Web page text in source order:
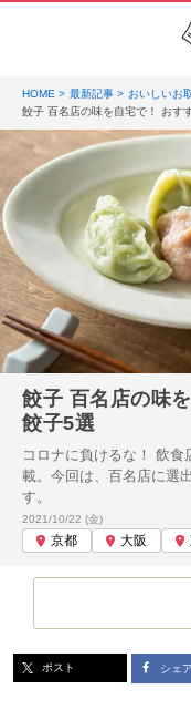
HOME 最新記事
おいしいお
餃子 百名店の味を自宅で！ おす
餃子 百名店の味
餃子5選
コロナに負けるな！ 飲
載。今回は、百名店に選
す。
投稿日:
2021/10/22 (金)
京都 大阪
ポスト シェア